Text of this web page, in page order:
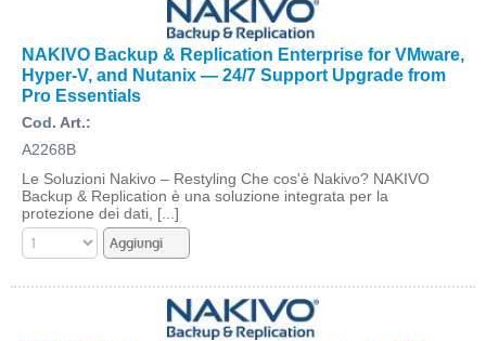
NAKIVO Backup & Replication Enterprise for VMware,
Hyper-V, and Nutanix — 24/7 Support Upgrade from
Pro Essentials
Cod. Art.:
A2268B
Le Soluzioni Nakivo – Restyling Che cos'è Nakivo? NAKIVO
Backup & Replication è una soluzione integrata per la
protezione dei dati, [...]